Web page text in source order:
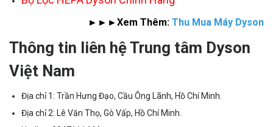
►►►Xem Thêm: Thu Mua Máy Dyson
Thông tin liên hệ Trung tâm Dyson
Việt Nam
Địa chỉ 1: Trần Hưng Đạo, Cầu Ông Lãnh, Hồ Chí Minh.
Địa chỉ 2: Lê Văn Thọ, Gò Vấp, Hồ Chí Minh.